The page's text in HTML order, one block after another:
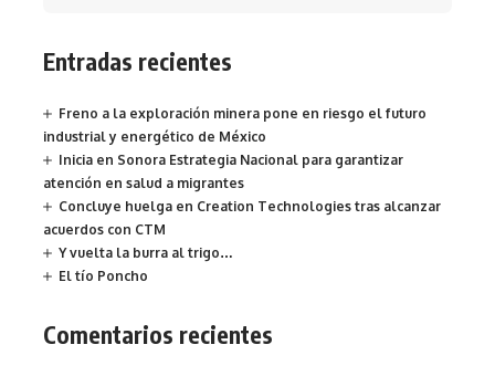
Entradas recientes
Freno a la exploración minera pone en riesgo el futuro
industrial y energético de México
Inicia en Sonora Estrategia Nacional para garantizar
atención en salud a migrantes
Concluye huelga en Creation Technologies tras alcanzar
acuerdos con CTM
Y vuelta la burra al trigo…
El tío Poncho
Comentarios recientes